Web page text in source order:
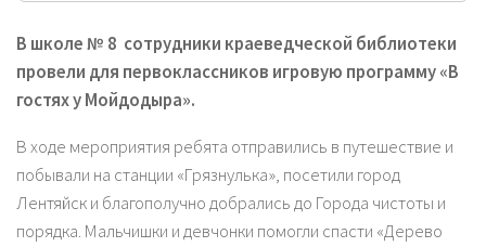
В школе № 8 сотрудники краеведческой библиотеки
провели для первоклассников игровую программу «В
гостях у Мойдодыра».
В ходе мероприятия ребята отправились в путешествие и
побывали на станции «Грязнулька», посетили город
Лентяйск и благополучно добрались до Города чистоты и
порядка. Мальчишки и девчонки помогли спасти «Дерево